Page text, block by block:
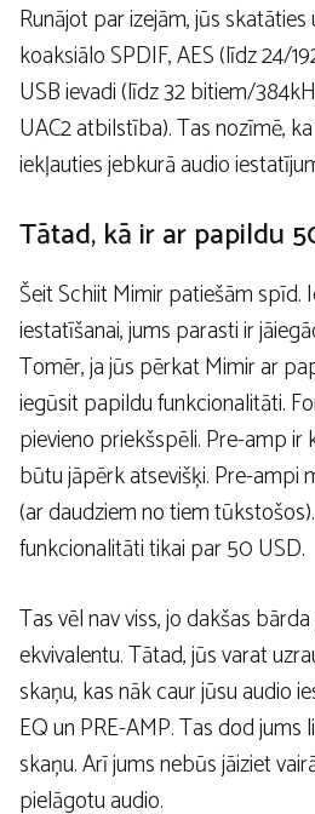
Runājot par izejām, jūs
koaksiālo SPDIF, AES (līdz 24/
USB ievadi (līdz 32 bitiem/
UAC2 atbilstība). Tas nozīmē,
iekļauties jebkurā audio
Tātad, kā ir ar papildu
Šeit Schiit Mimir patiešām spīd.
iestatīšanai, jums parasti ir
Tomēr, ja jūs pērkat Mimir ar
iegūsit papildu funkcionalitāti.
pievieno priekšspēli. Pre-amp ir
būtu jāpērk atsevišķi. Pre-ampi
(ar daudziem no tiem
funkcionalitāti tikai par 50 USD.
Tas vēl nav viss, jo dakšas
ekvivalentu. Tātad, jūs varat
skaņu, kas nāk caur jūsu audio
EQ un PRE-AMP. Tas dod
skaņu. Arī jums nebūs jāiziet
pielāgotu audio.